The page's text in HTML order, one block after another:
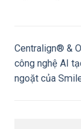
Centralign® &
công nghệ AI
ngoặt của